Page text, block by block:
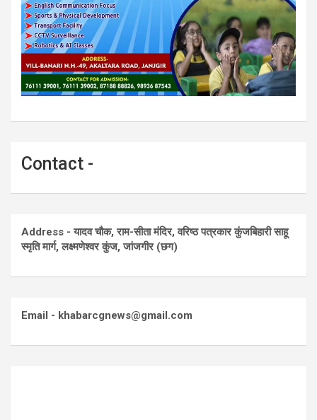
Contact -
Address - यादव चौक, राम-सीता मंदिर, वरिष्ठ पत्रकार कुंजबिहारी साहू
स्मृति मार्ग, लक्ष्मणेश्वर कुंज, जांजगीर (छग)
Email - khabarcgnews@gmail.com